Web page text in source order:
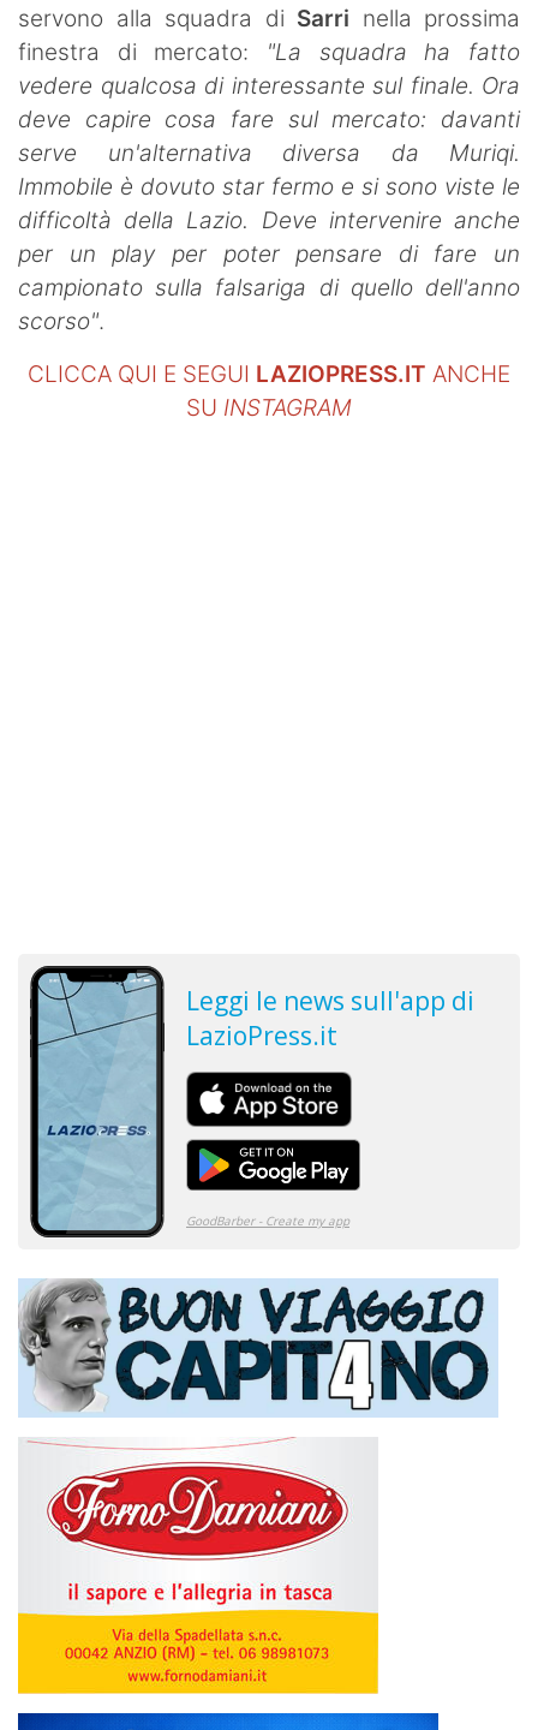
servono alla squadra di Sarri nella prossima
finestra di mercato: "La squadra ha fatto
vedere qualcosa di interessante sul finale. Ora
deve capire cosa fare sul mercato: davanti
serve un'alternativa diversa da Muriqi.
Immobile è dovuto star fermo e si sono viste le
difficoltà della Lazio. Deve intervenire anche
per un play per poter pensare di fare un
campionato sulla falsariga di quello dell'anno
scorso".
CLICCA QUI E SEGUI LAZIOPRESS.IT ANCHE
SU INSTAGRAM